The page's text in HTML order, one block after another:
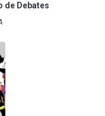
de Debates